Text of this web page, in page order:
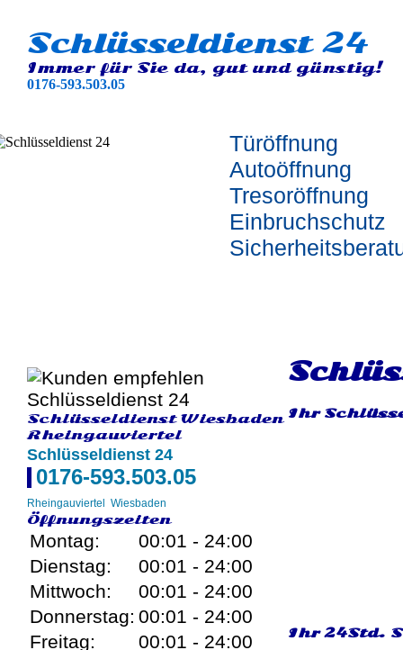
Schlüsseldienst 24
Immer für Sie da, gut und günstig!
0176-593.503.05
Türöffnung
Autoöffnung
Tresoröffnung
Einbruchschutz
Schlüsseldienst Wiesbaden
Rheingauviertel
Schlüsseldienst 24
0176-593.503.05
Rheingauviertel Wiesbaden
Öffnungszeiten
Montag:
00:01 - 24:00
Dienstag:
00:01 - 24:00
Mittwoch:
00:01 - 24:00
Donnerstag: 00:01 - 24:00
Freitag:
00:01 - 24:00
Ihr
Ihr 24Std.